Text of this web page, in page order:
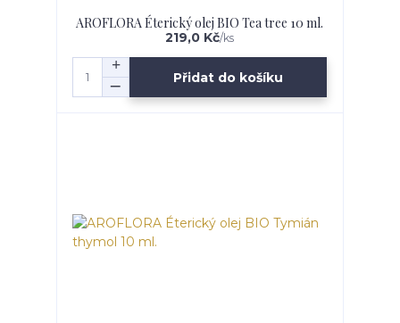
AROFLORA Éterický olej BIO Tea tree 10 ml.
219,0 Kč/ks
Přidat do košíku